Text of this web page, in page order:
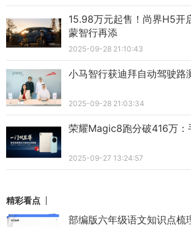
15.98万元起售！尚界H5开
蒙智行再添
2025-09-28 21:10:43
小马智行获迪拜自动驾驶路
2025-09-28 21:03:34
荣耀Magic8跑分破416万：
2025-09-27 13:24:57
精彩看点
部编版六年级语文知识点梳